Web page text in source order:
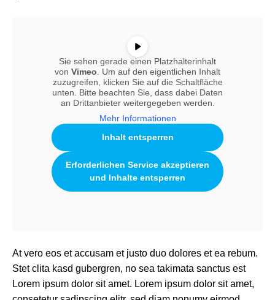
Sie sehen gerade einen Platzhalterinhalt
von Vimeo. Um auf den eigentlichen Inhalt
zuzugreifen, klicken Sie auf die Schaltfläche
unten. Bitte beachten Sie, dass dabei Daten
an Drittanbieter weitergegeben werden.
Mehr Informationen
Inhalt entsperren
Erforderlichen Service akzeptieren
und Inhalte entsperren
At vero eos et accusam et justo duo dolores et ea rebum.
Stet clita kasd gubergren, no sea takimata sanctus est
Lorem ipsum dolor sit amet. Lorem ipsum dolor sit amet,